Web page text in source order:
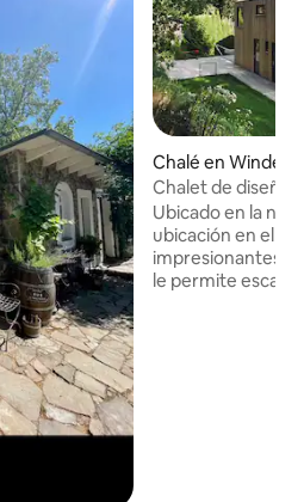
Chalé en
Chalet de diseño
sauna, chimenea
Ubicado en la
ubicación en el
impresionantes
le permite